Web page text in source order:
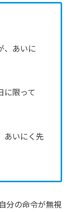
、あいに
に限って
あいにく先
分の命令が無視